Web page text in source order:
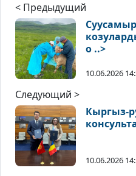
< Предыдущий
о ..>
10.06.2026
Следующий >
Кыргыз-
10.06.2026